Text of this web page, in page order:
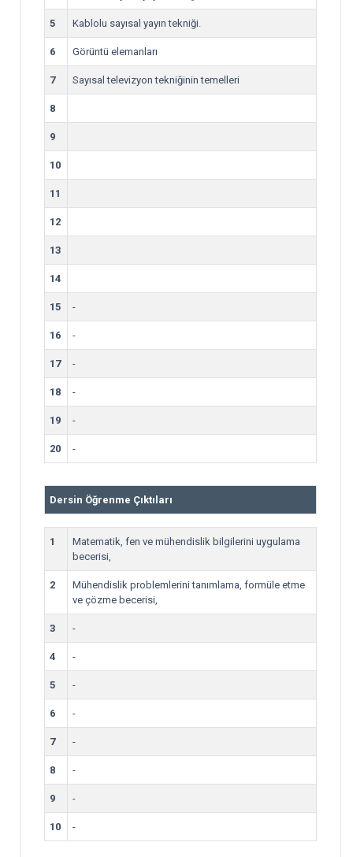
5 Kablolu sayısal yayın tekniği.
6 Görüntü elemanları
7 Sayısal televizyon tekniğinin temelleri
8
9
10
11
12
13
14
15 -
16 -
17 -
18 -
19 -
20 -
Dersin Öğrenme Çıktıları
1
Matematik, fen ve mühendislik bilgilerini uygulama
becerisi,
2
Mühendislik problemlerini tanımlama, formüle etme
ve çözme becerisi,
3 -
4 -
5 -
6 -
7 -
8 -
9 -
10 -